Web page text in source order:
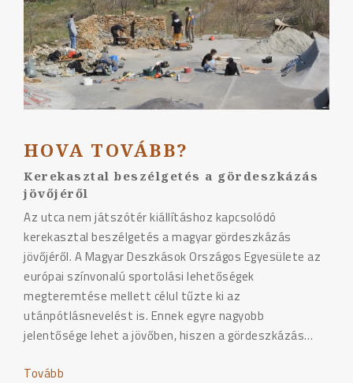
HOVA TOVÁBB?
Kerekasztal beszélgetés a gördeszkázás
jövőjéről
Az utca nem játszótér kiállításhoz kapcsolódó
kerekasztal beszélgetés a magyar gördeszkázás
jövőjéről. A Magyar Deszkások Országos Egyesülete az
európai színvonalú sportolási lehetőségek
megteremtése mellett célul tűzte ki az
utánpótlásnevelést is. Ennek egyre nagyobb
jelentősége lehet a jövőben, hiszen a gördeszkázás…
Tovább